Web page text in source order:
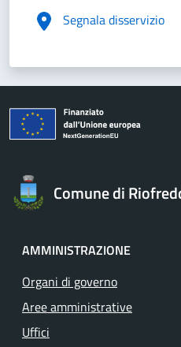
Segnala disservizio
Comune di
AMMINISTRAZIONE
Organi di governo
Aree amministrative
Uffici